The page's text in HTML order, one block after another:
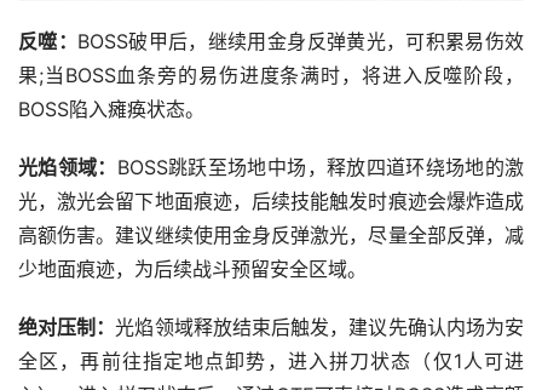
反噬： BOSS破甲后，继续用金身反弹黄光，可积累易伤效
果;当BOSS血条旁的易伤进度条满时，将进入反噬阶段，
BOSS陷入瘫痪状态。
光焰领域： BOSS跳跃至场地中场，释放四道环绕场地的激
光，激光会留下地面痕迹，后续技能触发时痕迹会爆炸造成
高额伤害。建议继续使用金身反弹激光，尽量全部反弹，减
少地面痕迹，为后续战斗预留安全区域。
绝对压制：光焰领域释放结束后触发，建议先确认内场为安
全区，再前往指定地点卸势，进入拼刀状态（仅1人可进